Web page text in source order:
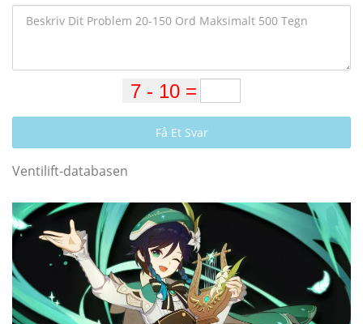
Få Et Svar
Ventilift-databasen